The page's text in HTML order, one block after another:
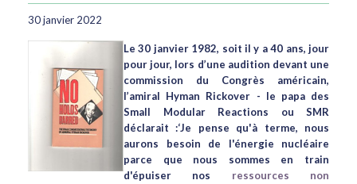
30 janvier 2022
Le 30 janvier 1982, soit il y a 40 ans, jour
pour jour, lors d’une audition devant une
commission du Congrès américain,
l’amiral Hyman Rickover - le papa des
Small Modular Reactions ou SMR
déclarait :‘Je pense qu'à terme, nous
aurons besoin de l'énergie nucléaire
parce que nous sommes en train
d'épuiser nos ressources non